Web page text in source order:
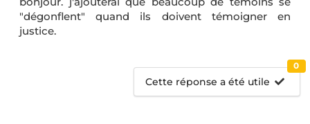
"dégonflent" quand ils doivent témoigner en
justice.
Cette réponse a été utile
0